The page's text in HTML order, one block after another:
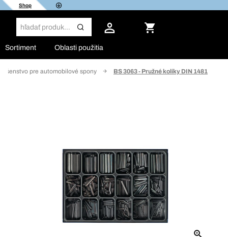
Shop
Sortiment Oblasti použitia
pre automobilové spony BS 3063 - Pružné kolíky DIN 1481